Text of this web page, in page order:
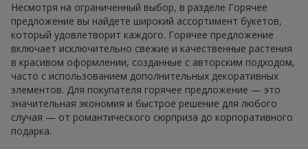
Несмотря на ограниченный выбор, в разделе Горячее
предложение вы найдете широкий ассортимент букетов,
который удовлетворит каждого. Горячее предложение
включает исключительно свежие и качественные растения
в красивом оформлении, созданные с авторским подходом,
часто с использованием дополнительных декоративных
элементов. Для покупателя горячее предложение — это
значительная экономия и быстрое решение для любого
случая — от романтического сюрприза до корпоративного
подарка.